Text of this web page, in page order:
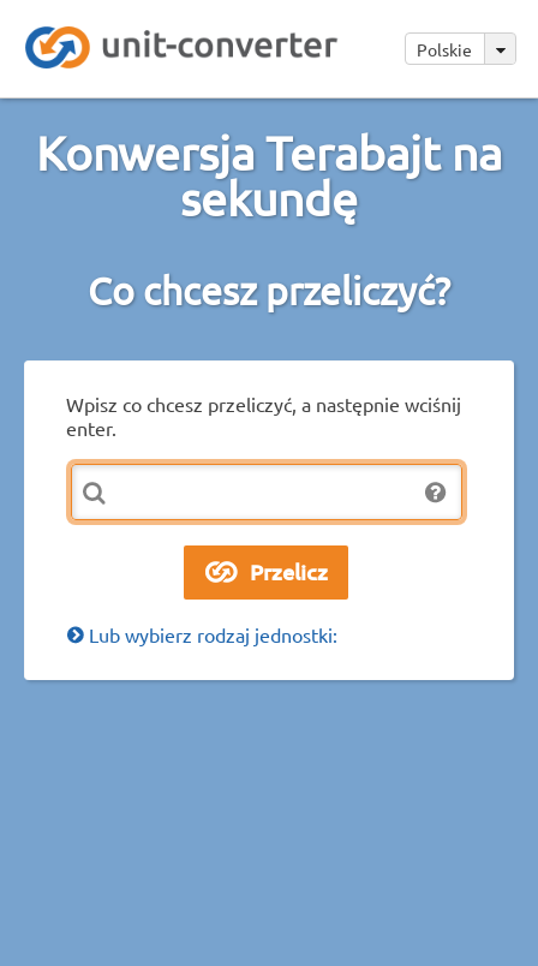
Polskie
Konwersja Terabajt na
sekundę
Co chcesz przeliczyć?
Wpisz co chcesz przeliczyć, a następnie wciśnij
enter.
Lub wybierz rodzaj jednostki: